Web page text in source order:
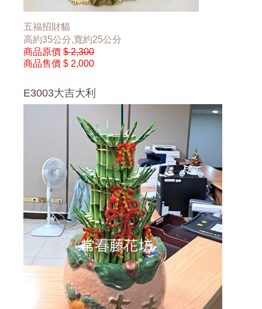
五福招財貓
高約35公分,寬約25公分
商品原價 $ 2,300
商品售價 $ 2,000
E3003大吉大利